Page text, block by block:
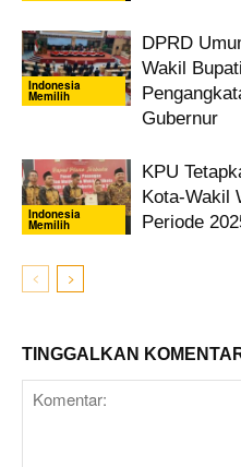
Indonesia
Memilih
DPRD
Wakil
Gubernur
Indonesia
Memilih
KPU
Kota-Wakil
Periode
TINGGALKAN